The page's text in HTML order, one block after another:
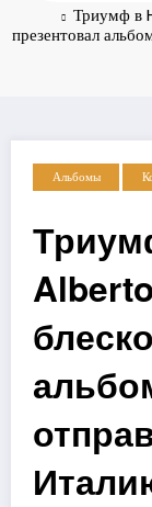
Триумф в
презентовал
Альбомы